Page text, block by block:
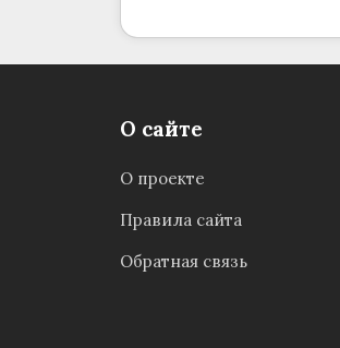
О сайте
О проекте
Правила сайта
Обратная связь